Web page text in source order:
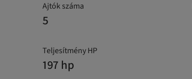
Ajtók száma
5
Teljesítmény HP
197 hp